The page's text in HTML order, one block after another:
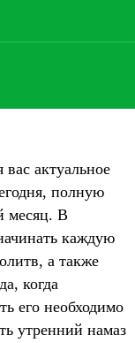
актуальное
полную
месяц. В
каждую
а также
когда
его необходимо
утренний намаз